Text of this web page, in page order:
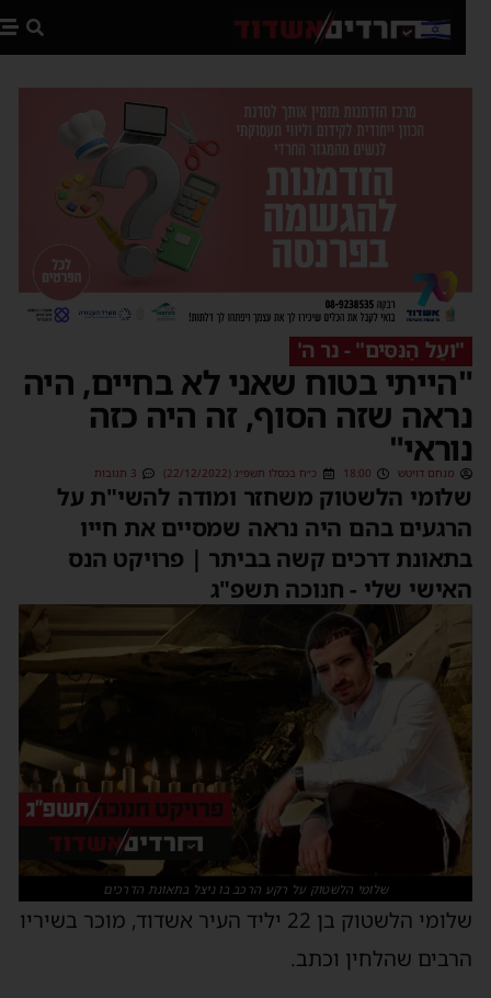
"ועַל הַנִּסִּים" - נר ה'
בטוח שאני לא בחיים, היה
שזה הסוף, זה היה כזה
מנחם דויטש 18:00 כ״ח בכסלו תשפ״ג (22/12/2022)
הלשטוק משחזר ומודה להשי"ת על
בהם היה נראה שמסיים את חייו
דרכים קשה בביתר | פרויקט הנס
שלי - חנוכה תשפ"ג
שלומי הלשטוק על רקע הרכב בו ניצל בתאונת הדרכים
שלומי הלשטוק בן 22 יליד העיר אשדוד, מוכר בשיריו
שהלחין וכתב.